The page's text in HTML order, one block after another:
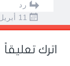
رد
11 أبريل، 2019 AT 13:33
اترك تعليقاً